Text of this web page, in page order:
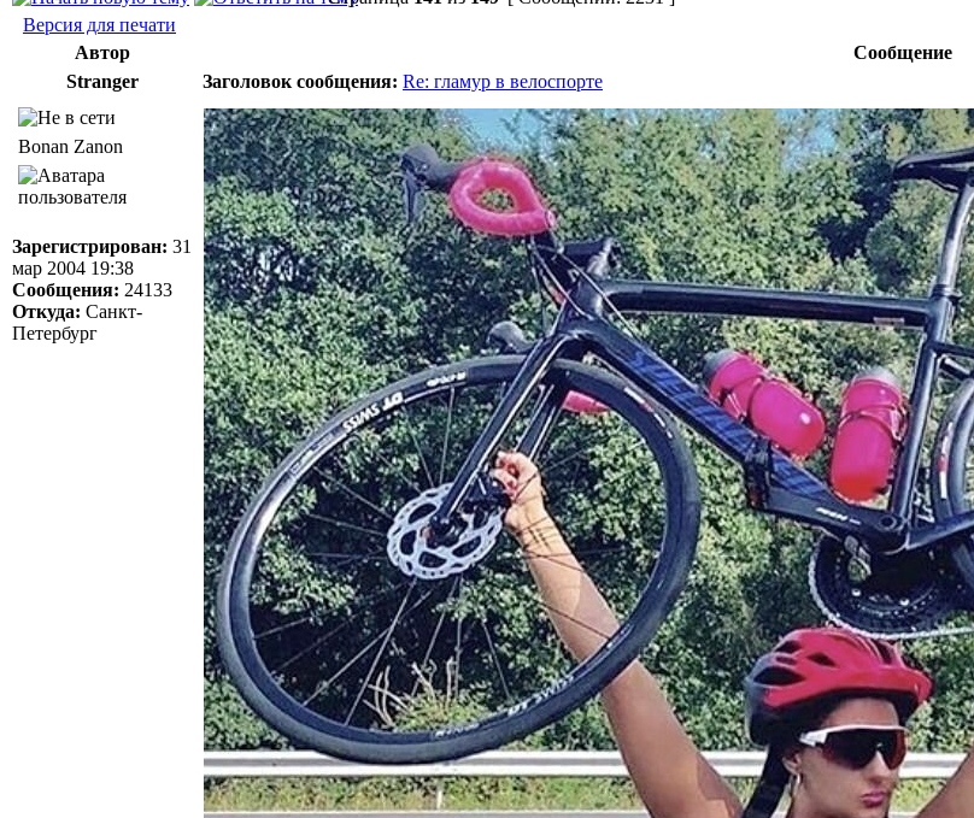
Версия для печати
Автор
Сообщение
Stranger
Заголовок сообщения: Re: гламур в велоспорте
Bonan Zanon
Зарегистрирован: 31
мар 2004 19:38
Сообщения: 24133
Откуда: Санкт-
Петербург